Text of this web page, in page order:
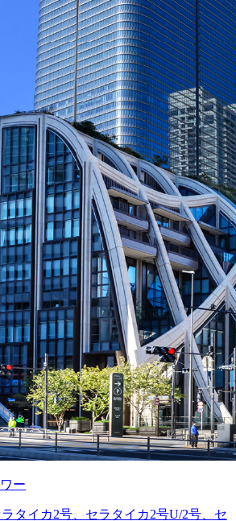
ー
タイカ2号、セラタイカ2号U/2号、セ